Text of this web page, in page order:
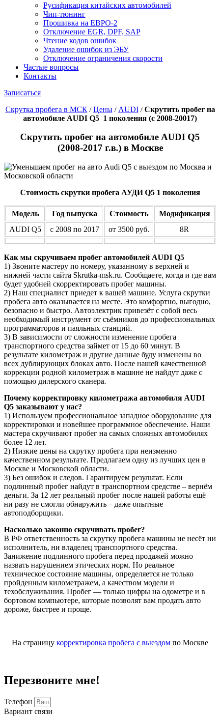
Русификация китайских автомобилей
Чип-тюнинг
Прошивка на ЕВРО-2
Отключение EGR, DPF, SAP
Чтение кодов ошибок
Удаление ошибок из ЭБУ
Отключение ограничения скорости
Частые вопросы
Контакты
Записаться
Скрутка пробега в МСК/Цены/ AUDI/Скрутить пробег на
автомобиле AUDI Q5 1 поколения (c 2008-20017)
Скрутить пробег на автомобиле AUDI Q5
(2008-2017 г.в.) в Москве
Стоимость скрутки пробега АУДИ Q5 1 поколения
Модель Год выпуска Стоимость
Модификация
AUDI Q5
с 2008 по 2017 от 3500 руб. 8R
Как мы скручиваем пробег автомобилей AUDI Q5
1) Звоните мастеру по номеру, указанному в верхней и
нижней части сайта Skrutka-msk.ru. Сообщаете, когда и где вам
будет удобней скорректировать пробег машины.
2) Наш специалист приедет к вашей машине. Услуга скрутки
пробега авто оказывается на месте. Это комфортно, выгодно,
безопасно и быстро. Автоэлектрик привезёт с собой весь
необходимый инструмент от съёмников до профессиональных
программаторов и паяльных станций.
3) В зависимости от сложности изменение пробега
транспортного средства займет от 15 до 60 минут. В
результате километраж и другие данные буду изменены во
всех дублирующих блоках авто. После нашей качественной
коррекции родной километраж в машине не найдут даже с
помощью дилерского сканера.
Почему корректировку километража автомобиля AUDI
Q5 заказывают у нас?
1) Используем профессиональное западное оборудование для
корректировки и новейшее программное обеспечение. Наши
мастера скручивают пробег на самых сложных автомобилях
более 12 лет.
2) Низкие цены на скрутку пробега при неизменно
качественном результате. Предлагаем одну из лучших цен в
Москве и Московской области.
3) Без ошибок и следов. Гарантируем результат. Если
подлинный пробег найдут в транспортном средстве – вернём
деньги. За 12 лет реальный пробег после нашей работы ещё
ни разу не смогли обнаружить – даже опытные
автоподборщики.
Насколько законно скручивать пробег?
В РФ ответственность за скрутку пробега машины не несёт ни
исполнитель, ни владелец транспортного средства.
Занижение подлинного пробега перед продажей можно
назвать нарушением этических норм. Но реальное
техническое состояние машины, определяется не только
пройденным километражем, а качеством модели и
техобслуживания. Пробег — только цифры на одометре и в
бортовом компьютере, которые позволят вам продать авто
дороже, быстрее и проще.
На страницу корректировка пробега с выездом по Москве
Перезвоните мне!
Телефон
Вариант связи